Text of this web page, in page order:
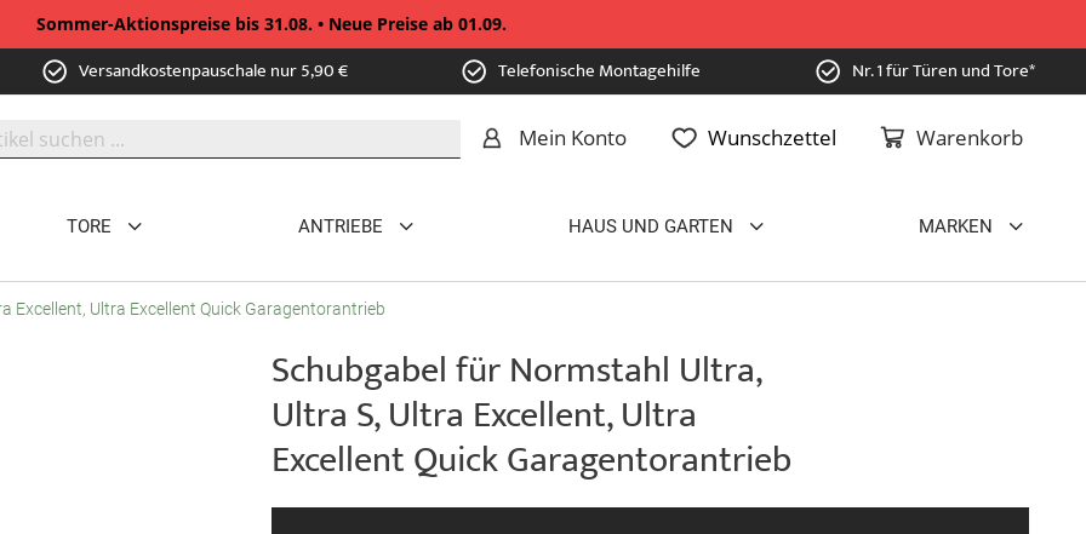
Sommer-Aktionspreise bis 31.08. • Neue Preise ab 01.09.
Versandkostenpauschale nur 5,90 € Telefonische Montagehilfe Nr. 1 für Türen und Tore*
Warenkorb
Mein Konto Wunschzettel
TORE ANTRIEBE HAUS UND GARTEN MARKEN
Excellent, Ultra Excellent Quick Garagentorantrieb
Schubgabel für Normstahl Ultra,
Ultra S, Ultra Excellent, Ultra
Excellent Quick Garagentorantrieb